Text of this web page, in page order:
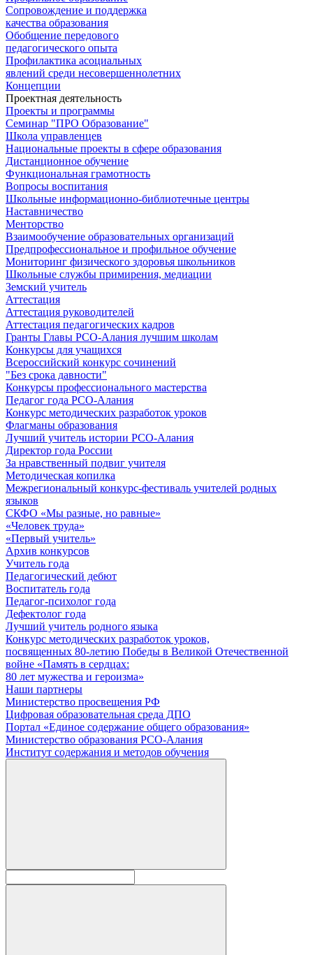
Сопровождение и поддержка
качества образования
Обобщение передового
педагогического опыта
Профилактика асоциальных
явлений среди несовершеннолетних
Концепции
Проектная деятельность
Проекты и программы
Семинар "ПРО Образование"
Школа управленцев
Национальные проекты в сфере образования
Дистанционное обучение
Функциональная грамотность
Вопросы воспитания
Школьные информационно-библиотечные центры
Наставничество
Менторство
Взаимообучение образовательных организаций
Предпрофессиональное и профильное обучение
Мониторинг физического здоровья школьников
Школьные службы примирения, медиации
Земский учитель
Аттестация
Аттестация руководителей
Аттестация педагогических кадров
Гранты Главы РСО-Алания лучшим школам
Конкурсы для учащихся
Всероссийский конкурс сочинений
"Без срока давности"
Конкурсы профессионального мастерства
Педагог года РСО-Алания
Конкурс методических разработок уроков
Флагманы образования
Лучший учитель истории РСО-Алания
Директор года России
За нравственный подвиг учителя
Методическая копилка
Межрегиональный конкурс-фестиваль учителей родных
языков
СКФО «Мы разные, но равные»
«Человек труда»
«Первый учитель»
Архив конкурсов
Учитель года
Педагогический дебют
Воспитатель года
Педагог-психолог года
Дефектолог года
Лучший учитель родного языка
Конкурс методических разработок уроков,
посвященных 80-летию Победы в Великой Отечественной
войне «Память в сердцах:
80 лет мужества и героизма»
Наши партнеры
Министерство просвещения РФ
Цифровая образовательная среда ДПО
Портал «Единое содержание общего образования»
Министерство образования РСО-Алания
Институт содержания и методов обучения